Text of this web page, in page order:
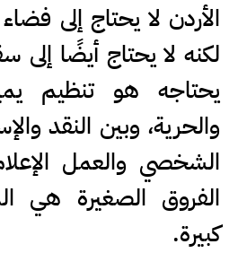
الأردن لا يحتاج إلى
لكنه لا يحتاج أيضًا
يحتاجه هو تنظيم
والحرية، وبين النقد
الشخصي والعمل
الفروق الصغيرة هي
كبيرة.